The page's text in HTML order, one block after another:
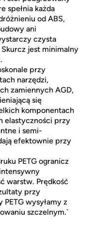
spełnia każda
od ABS,
ani
czysta
Skurcz jest minimalny
przy
narzędzi,
zamiennych AGD,
się
komponentach
elastyczności przy
i semi-
efektownie przy
PETG ogranicz
warstw. Prędkość
przy
wysyłamy z
szczelnym.`